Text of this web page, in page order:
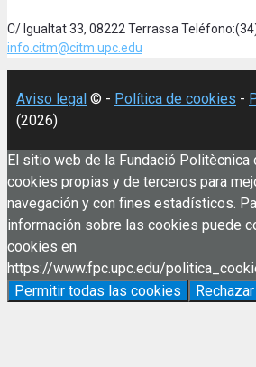
C/ Igualtat 33, 08222 Terrassa
info.citm@citm.upc.edu
Aviso legal © - Política de cookies -
(2026)
El sitio web de la Fundació Politècnica
cookies propias y de terceros para
navegación y con fines estadísticos.
información sobre las cookies puede
cookies en
https://www.fpc.upc.edu/
Permitir todas las cookies
Rechazar